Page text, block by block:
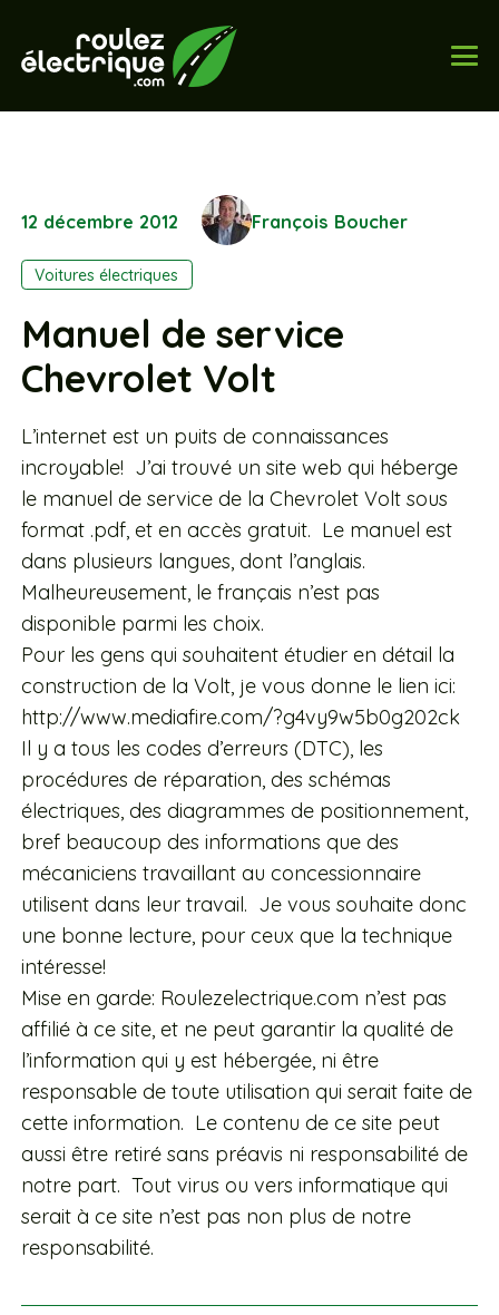
12 décembre 2012 François Boucher
Voitures électriques
Manuel de service
Chevrolet Volt
L’internet est un puits de connaissances
incroyable! J’ai trouvé un site web qui héberge
le manuel de service de la Chevrolet Volt sous
format .pdf, et en accès gratuit. Le manuel est
dans plusieurs langues, dont l’anglais.
Malheureusement, le français n’est pas
disponible parmi les choix.
Pour les gens qui souhaitent étudier en détail la
construction de la Volt, je vous donne le lien ici:
http://www.mediafire.com/?g4vy9w5b0g202ck
Il y a tous les codes d’erreurs (DTC), les
procédures de réparation, des schémas
électriques, des diagrammes de positionnement,
bref beaucoup des informations que des
mécaniciens travaillant au concessionnaire
utilisent dans leur travail. Je vous souhaite donc
une bonne lecture, pour ceux que la technique
intéresse!
Mise en garde: Roulezelectrique.com n’est pas
affilié à ce site, et ne peut garantir la qualité de
l’information qui y est hébergée, ni être
responsable de toute utilisation qui serait faite de
cette information. Le contenu de ce site peut
aussi être retiré sans préavis ni responsabilité de
notre part. Tout virus ou vers informatique qui
serait à ce site n’est pas non plus de notre
responsabilité.